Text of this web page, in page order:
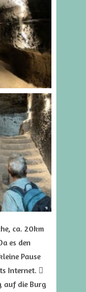
ca. 20km
es den
Pause
Internet. 
auf die Burg